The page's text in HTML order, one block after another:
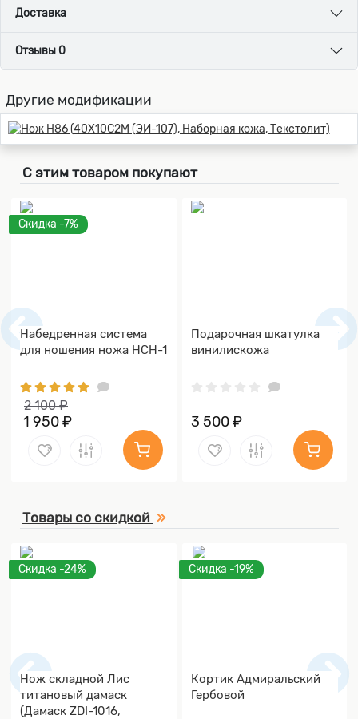
Доставка
Отзывы 0
Другие модификации
С этим товаром покупают
Скидка -7%
Набедренная система
для ношения ножа НСН-1
2 100 ₽
1 950 ₽
Подарочная шкатулка
винилискожа
3 500 ₽
Товары со скидкой
Скидка -24%
Нож складной Лис
титановый дамаск
(Дамаск ZDI-1016,
Скидка -19%
Кортик Адмиральский
Гербовой